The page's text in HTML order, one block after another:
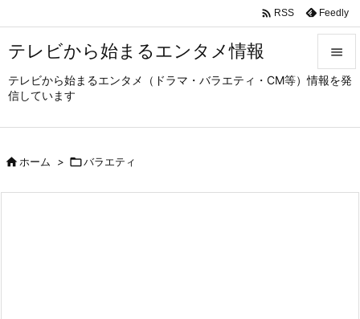
テレビから始まるエンタメ情報
テレビから始まるエンタメ（ドラマ・バラエティ・CM等）情報を発
信しています



 RSS Feedly
ホーム > バラエティ